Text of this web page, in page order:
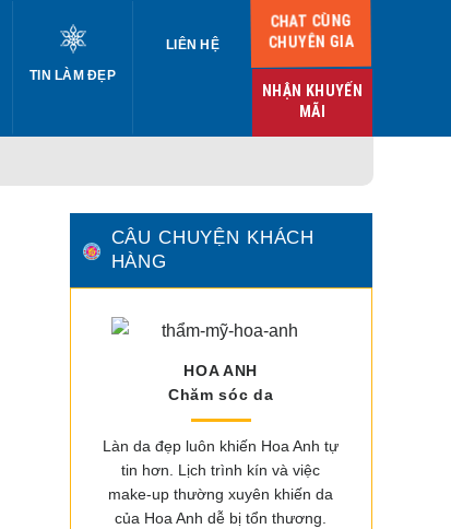
TIN LÀM ĐẸP
LIÊN HỆ
CHAT CÙNG
CHUYÊN GIA
NHẬN KHUYẾN
MÃI
CÂU CHUYỆN KHÁCH
HÀNG
HOA ANH
Chăm sóc da
Làn da đẹp luôn khiến Hoa Anh tự
tin hơn. Lịch trình kín và việc
make-up thường xuyên khiến da
của Hoa Anh dễ bị tổn thương.